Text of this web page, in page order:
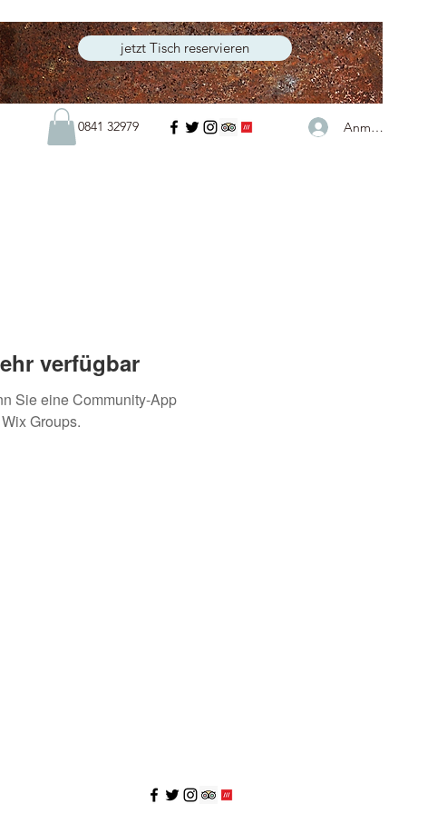
jetzt Tisch reservieren
0841 32979 Anmelden
verfügbar
Sie eine Community-App
Groups.